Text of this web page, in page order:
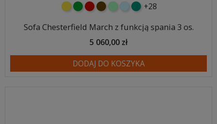
żółtyzielonyczerwony
czekoladowy
miętowybłękitny
turkusowy
+28
Sofa Chesterfield March z funkcją spania 3 os.
5 060,00 zł
DODAJ DO KOSZYKA